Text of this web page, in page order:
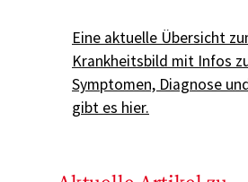
Eine aktuelle Übersicht
Krankheitsbild mit Infos
Symptomen, Diagnose
gibt es hier.